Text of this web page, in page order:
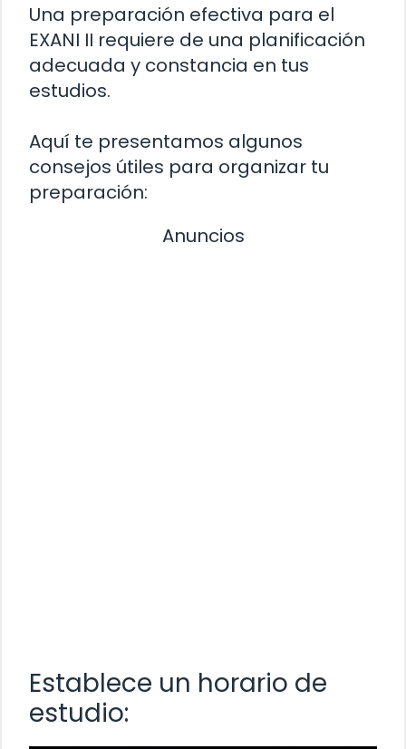
Una preparación efectiva para el
EXANI II requiere de una planificación
adecuada y constancia en tus
estudios.
Aquí te presentamos algunos
consejos útiles para organizar tu
preparación:
Anuncios
Establece un horario de
estudio: